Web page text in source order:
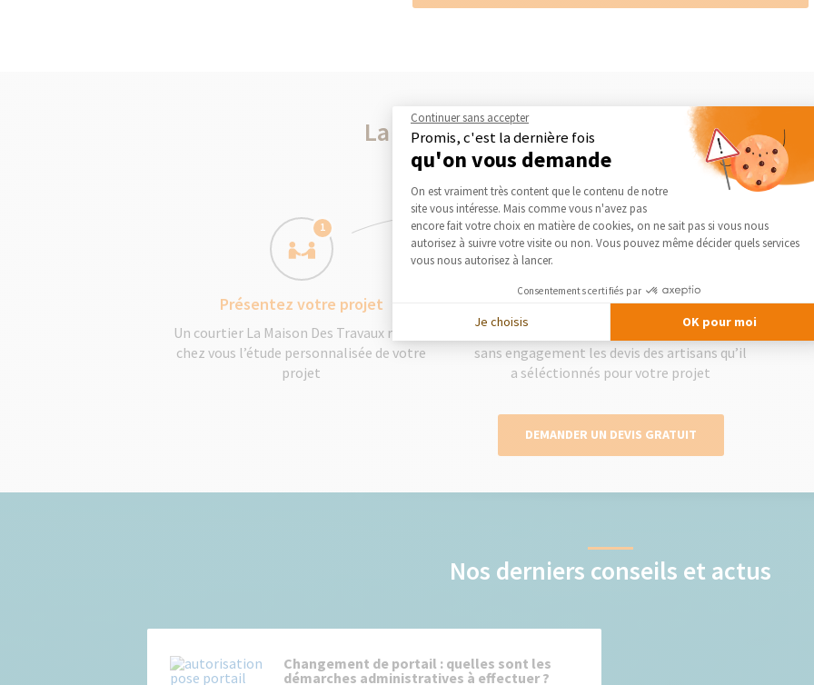
La Maison Des Travaux, comment ça
1
Présentez votre projet
Un courtier La Maison Des Travaux réalise
chez vous l’étude personnalisée de votre
projet
2
Obtenez des devis gratuits
Le courtier vous présente gratuitement et
sans engagement les devis des artisans qu’il
a séléctionnés pour votre projet
DEMANDER UN DEVIS GRATUIT
Nos derniers conseils et actus
Changement de portail : quelles sont les
démarches administratives à effectuer ?
Continuer sans accepter
Promis, c'est la dernière fois
qu'on vous demande
Plateforme de Gestion du Consentement
On est vraiment très content que le contenu de notre
site vous intéresse. Mais comme vous n'avez pas
encore fait votre choix en matière de cookies, on ne sait pas si vous nous
autorisez à suivre votre visite ou non. Vous pouvez même décider quels services
vous nous autorisez à lancer.
Consentements certifiés par
Je choisis OK pour moi
Axeptio consent